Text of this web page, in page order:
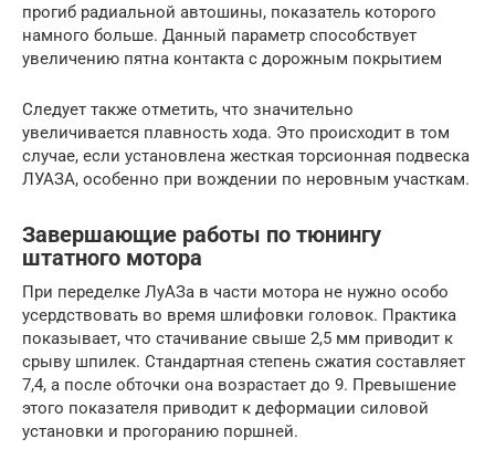
прогиб радиальной автошины, показатель которого
намного больше. Данный параметр способствует
увеличению пятна контакта с дорожным покрытием
Следует также отметить, что значительно
увеличивается плавность хода. Это происходит в том
случае, если установлена жесткая торсионная подвеска
ЛУАЗА, особенно при вождении по неровным участкам.
Завершающие работы по тюнингу
штатного мотора
При переделке ЛуАЗа в части мотора не нужно особо
усердствовать во время шлифовки головок. Практика
показывает, что стачивание свыше 2,5 мм приводит к
срыву шпилек. Стандартная степень сжатия составляет
7,4, а после обточки она возрастает до 9. Превышение
этого показателя приводит к деформации силовой
установки и прогоранию поршней.